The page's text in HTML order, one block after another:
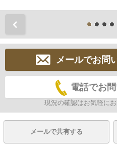
メールでお問
電話でお
現況の確認はお気軽にお
メールで共有する